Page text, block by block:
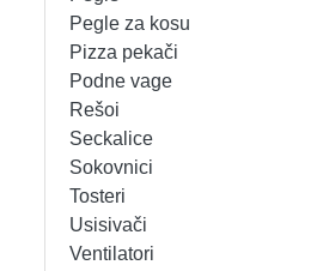
FRITEZE
GREJALICE
INDUKCIONE PLOČE
KUHINJSKE VAGE
KUVALA
KERAMIČKE POSUDE
KERAMIČKE ŠERPE
KERAMIČKE TEPSIJE I KALUPI
KORPE ZA HLEB
KUHINJSKA POMAGALA
Pegle za kosu
Pizza pekači
Podne vage
Rešoi
Seckalice
Sokovnici
Tosteri
Usisivači
Ventilatori